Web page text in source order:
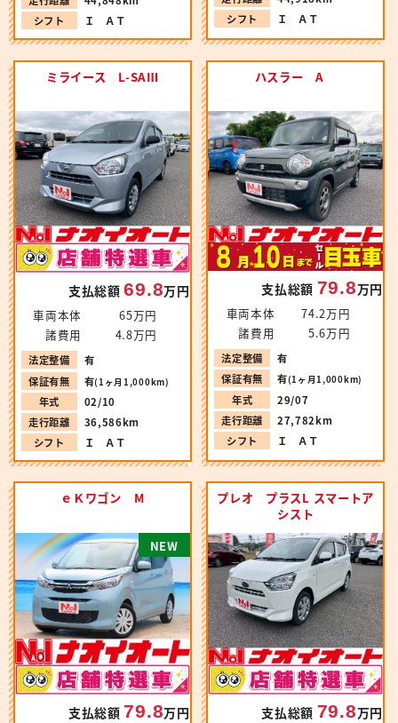
シフト
Ｉ ＡＴ
シフト
Ｉ ＡＴ
ミライース L-SAⅢ
支払総額69.8万円
車両本体
65万円
諸費用
4.8万円
法定整備
有
保証有無
有(1ヶ月1,000km)
年式
02/10
走行距離
36,586km
シフト
Ｉ ＡＴ
ハスラー A
支払総額 79.8万円
車両本体
74.2万円
諸費用
5.6万円
法定整備
有
保証有無
有(1ヶ月1,000km)
年式
29/07
走行距離
27,782km
シフト
Ｉ ＡＴ
ｅＫワゴン M
NE W
支払総額 79.8万円
プレオ プラスL スマートア
シスト
支払総額 79.8万円